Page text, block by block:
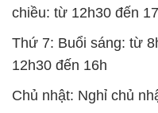
chiều: từ 12h30 đến
Thứ 7: Buổi sáng: từ
12h30 đến 16h
Chủ nhật: Nghỉ chủ